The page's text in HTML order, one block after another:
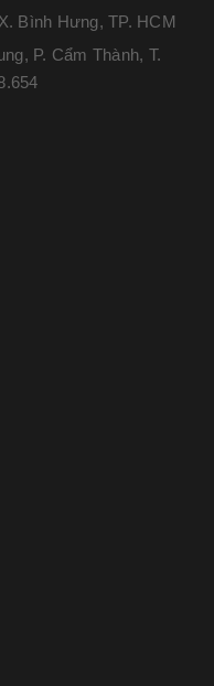
Bình Hưng, TP. HCM
P. Cẩm Thành, T.